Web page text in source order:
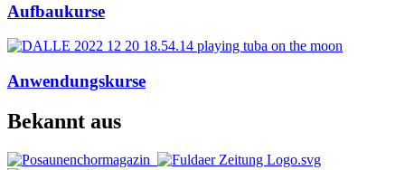
Aufbau­kurse
Anwendungs­­kurse
Bekannt aus